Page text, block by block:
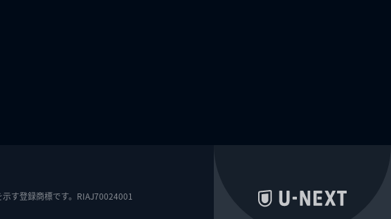
す登録商標です。RIAJ70024001